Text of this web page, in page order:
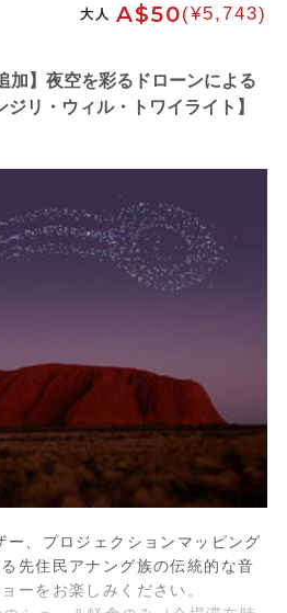
大人 A$50(¥5,743)
加】夜空を彩るドローンによる
リ・ウィル・トワイライト】
、プロジェクションマッピング
先住民アナング族の伝統的な音
ーをお楽しみください。